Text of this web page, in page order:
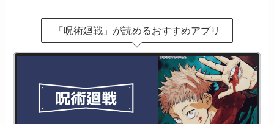
「呪術廻戦」が読めるおすすめアプリ